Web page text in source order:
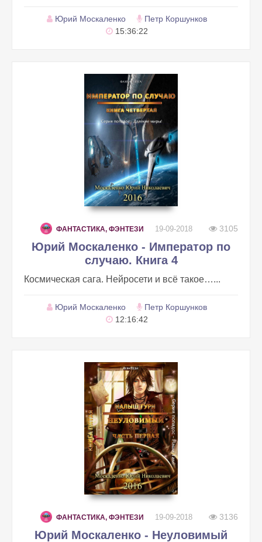
Юрий Москаленко
Петр Коршунков
15:36:22
ФАНТАСТИКА, ФЭНТЕЗИ 19-09-2018 3105
Юрий Москаленко - Император по
случаю. Книга 4
Космическая сага. Нейросети и всё такое…...
Юрий Москаленко
Петр Коршунков
12:16:42
ФАНТАСТИКА, ФЭНТЕЗИ 19-09-2018 3136
Юрий Москаленко - Неуловимый